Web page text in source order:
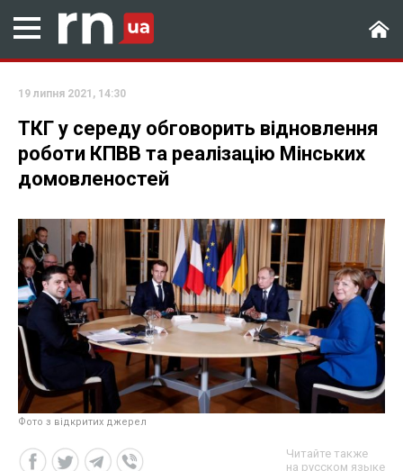
19 липня 2021, 14:30
ТКГ у середу обговорить відновлення
роботи КПВВ та реалізацію Мінських
домовленостей
Фото з відкритих джерел
Читайте также
на русском языке